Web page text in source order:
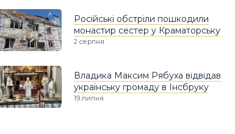
Російські обстріли пошкодили
монастир сестер у Краматорську
2 серпня
Владика Максим Рябуха відвідав
українську громаду в Інсбруку
19 липня